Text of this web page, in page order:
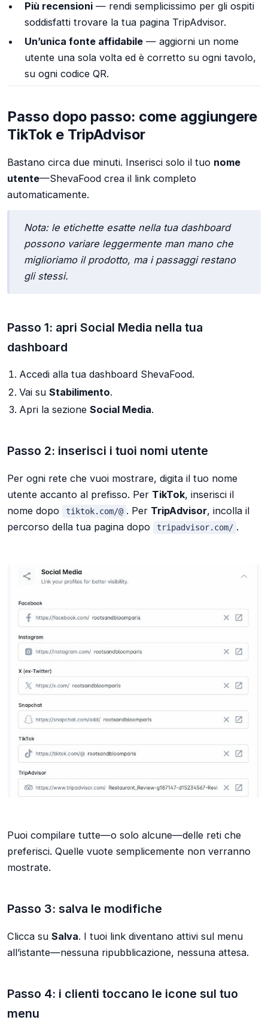
Più recensioni— rendi semplicissimo per gli ospiti
soddisfatti trovare la tua pagina TripAdvisor.
Un’unica fonte affidabile— aggiorni un nome
utente una sola volta ed è corretto su ogni tavolo,
su ogni codice QR.
Passo dopo passo: come aggiungere
TikTok e TripAdvisor
Bastano circa due minuti. Inserisci solo il tuo nome
utente—ShevaFood crea il link completo
automaticamente.
Nota: le etichette esatte nella tua dashboard
possono variare leggermente man mano che
miglioriamo il prodotto, ma i passaggi restano
gli stessi.
Passo 1: apri Social Media nella tua
dashboard
Accedi alla tua dashboard ShevaFood.
Vai suStabilimento.
Apri la sezioneSocial Media.
Passo 2: inserisci i tuoi nomi utente
Per ogni rete che vuoi mostrare, digita il tuo nome
utente accanto al prefisso. Per TikTok, inserisci il
nome dopo
tiktok.com/@ . Per TripAdvisor, incolla il
percorso della tua pagina dopo
tripadvisor.com/ .
Puoi compilare tutte—o solo alcune—delle reti che
preferisci. Quelle vuote semplicemente non verranno
mostrate.
Passo 3: salva le modifiche
Clicca su Salva. I tuoi link diventano attivi sul menu
all’istante—nessuna ripubblicazione, nessuna attesa.
Passo 4: i clienti toccano le icone sul tuo
menu